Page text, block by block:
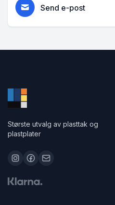
Send e-post
Største utvalg av plasttak og
plastplater